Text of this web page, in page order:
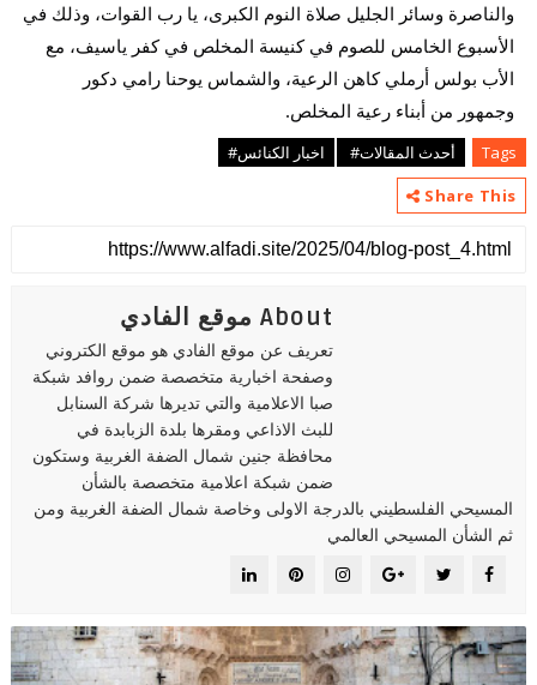
والناصرة وسائر الجليل صلاة النوم الكبرى، يا رب القوات، وذلك
وجمهور من أبناء رعية المخلص.
Tags أحدث المقالات#
اخبار الكنائس#
Share This
About موقع الفادي
تعريف عن موقع الفادي هو موقع الكتروني
وصفحة اخبارية متخصصة ضمن روافد شبكة
صبا الاعلامية والتي تديرها شركة السنابل
للبث الاذاعي ومقرها بلدة الزبابدة في
محافظة جنين شمال الضفة الغربية وستكون
ضمن شبكة اعلامية متخصصة بالشأن
المسيحي الفلسطيني بالدرجة الاولى وخاصة شمال الضفة الغربية ومن
ثم الشأن المسيحي العالمي